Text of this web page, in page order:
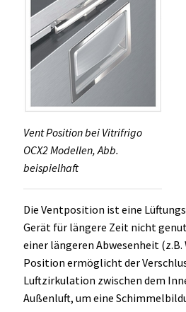
Vent Position bei Vitrifrigo
OCX2 Modellen, Abb.
beispielhaft
Die Ventposition ist eine
Gerät für längere Zeit nicht
einer längeren Abwesenheit
Position ermöglicht der
Luftzirkulation zwischen dem
Außenluft, um eine